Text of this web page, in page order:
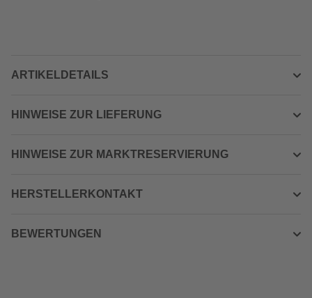
ARTIKELDETAILS
HINWEISE ZUR LIEFERUNG
HINWEISE ZUR MARKTRESERVIERUNG
HERSTELLERKONTAKT
BEWERTUNGEN